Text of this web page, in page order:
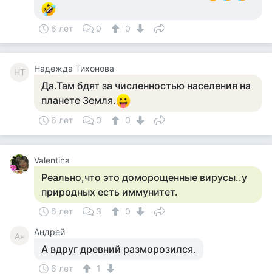
6 лет 0 0
НТ Надежда Тихонова
Да.Там бдят за численностью населения на
планете Земля.
6 лет 0 0
Valentina
Реально,что это доморощенные вирусы..у
природных есть иммунитет.
6 лет 3 0
Ан Андрей
А вдруг древний разморозился.
6 лет
1